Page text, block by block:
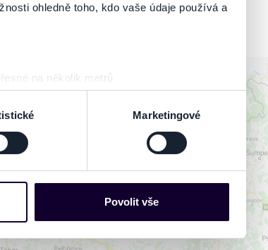
ohledně toho, kdo vaše údaje používá a
na několik metrů
(otisk prstu)
v
části s podrobnostmi. Svůj souhlas
Tyto informace mohou představovat
nebo k personalizaci obsahu a reklam.
Marketingové
Povolit vše